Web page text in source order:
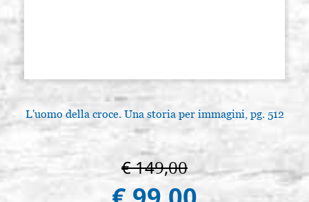
L'uomo della croce. Una storia per immagini, pg. 512
€ 149,00